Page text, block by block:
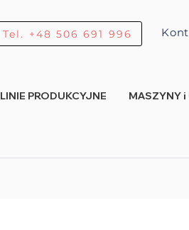
Tel. +48 506 691 996
LINIE PRODUKCYJNE MASZYNY